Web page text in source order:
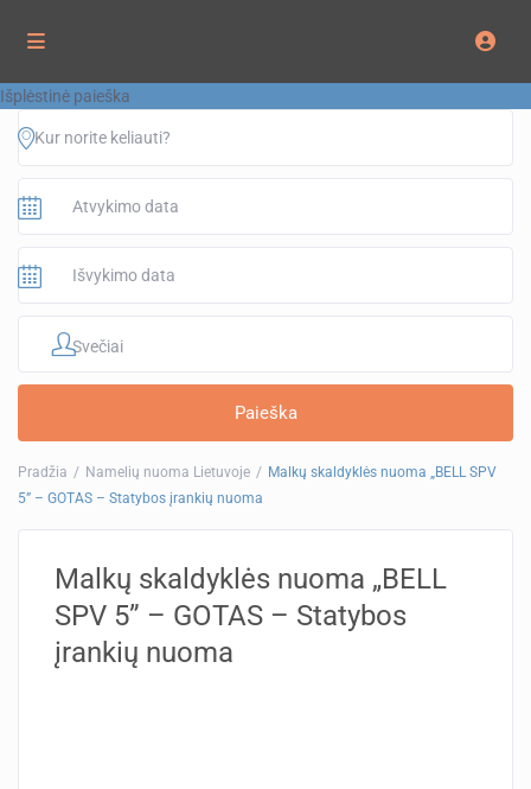
Išplėstinė paieška
Svečiai
Pradžia Namelių nuoma Lietuvoje
Malkų skaldyklės nuoma „BELL SPV
5” – GOTAS – Statybos įrankių nuoma
Malkų skaldyklės nuoma „BELL
SPV 5” – GOTAS – Statybos
įrankių nuoma